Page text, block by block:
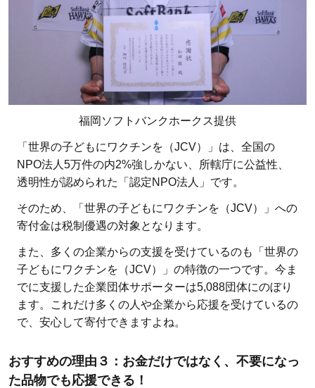
福岡ソフトバンクホークス提供
「世界の子どもにワクチンを（JCV）」は、全国の
NPO法人5万件の内2%強しかない、所轄庁に公益性、
透明性が認められた「認定NPO法人」です。
そのため、「世界の子どもにワクチンを（JCV）」への
寄付金は税制優遇の対象となります。
また、多くの企業からの支援を受けているのも「世界の
子どもにワクチンを（JCV）」の特徴の一つです。今ま
でに支援した企業団体サポーターは5,088団体にのぼり
ます。これだけ多くの人や企業から応援を受けているの
で、安心して寄付できますよね。
おすすめの理由３： お金だけではなく、不要になっ
た品物でも応援できる！